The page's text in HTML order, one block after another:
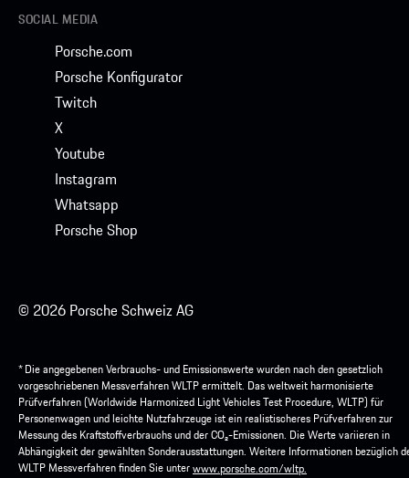
SOCIAL MEDIA
Porsche.com
Porsche Konfigurator
Twitch
X
Youtube
Instagram
Whatsapp
Porsche Shop
© 2026 Porsche Schweiz AG
* Die angegebenen Verbrauchs- und Emissionswerte wurden nach den gesetzlich
vorgeschriebenen Messverfahren WLTP ermittelt. Das weltweit harmonisierte
Prüfverfahren (Worldwide Harmonized Light Vehicles Test Procedure, WLTP) für
Personenwagen und leichte Nutzfahrzeuge ist ein realistischeres Prüfverfahren zur
Messung des Kraftstoffverbrauchs und der CO₂-Emissionen. Die Werte variieren in
Abhängigkeit der gewählten Sonderausstattungen. Weitere Informationen bezüglich
WLTP Messverfahren finden Sie unterwww.porsche.com/wltp.